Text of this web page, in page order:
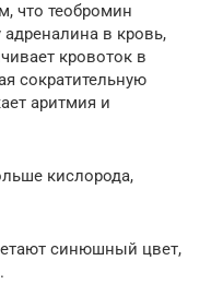
что теобромин
в кровь,
кровоток в
сократительную
аритмия и
кислорода,
синюшный цвет,